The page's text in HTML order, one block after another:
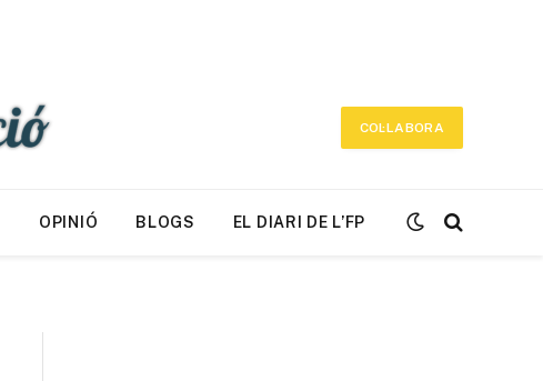
COL·LABORA
OPINIÓ BLOGS EL DIARI DE L’FP